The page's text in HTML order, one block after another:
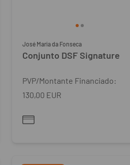
José Maria da Fonseca
Conjunto DSF Signature
PVP/Montante Financiado:
130,00 EUR